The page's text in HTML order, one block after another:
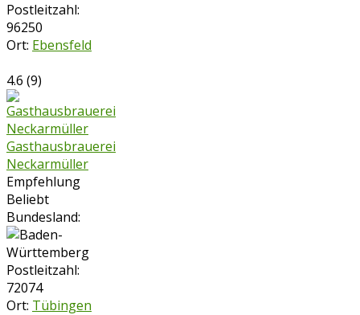
Postleitzahl:
96250
Ort: Ebensfeld
4.6 (9)
Gasthausbrauerei
Neckarmüller
Empfehlung
Beliebt
Bundesland:
Postleitzahl:
72074
Ort: Tübingen